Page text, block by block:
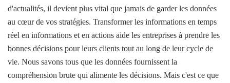
d'actualités, il devient plus vital que jamais de garder les données
au cœur de vos stratégies. Transformer les informations en temps
réel en informations et en actions aide les entreprises à prendre les
bonnes décisions pour leurs clients tout au long de leur cycle de
vie. Nous savons tous que les données fournissent la
compréhension brute qui alimente les décisions. Mais c'est ce que